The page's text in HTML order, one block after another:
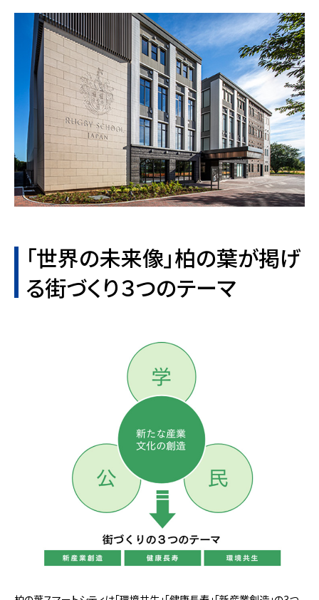
「世界の未来像」柏の葉が掲げ
る街づくり３つのテーマ